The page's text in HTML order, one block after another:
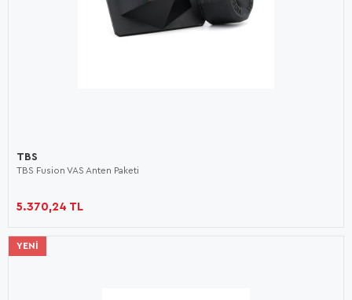
TBS
TBS Fusion VAS Anten Paketi
5.370,24 TL
YENI